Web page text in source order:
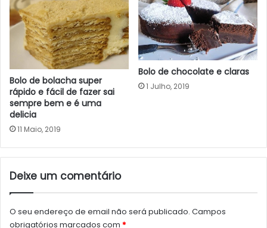
Bolo de bolacha super
rápido e fácil de fazer sai
sempre bem e é uma
delicia
11 Maio, 2019
Bolo de chocolate e claras
1 Julho, 2019
Deixe um comentário
O seu endereço de email não será publicado. Campos
obrigatórios marcados com *